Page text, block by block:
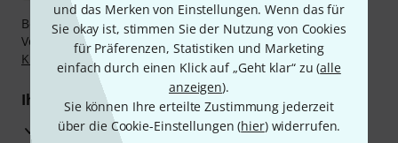
und das Merken von Einstellungen. Wenn das für
Sie okay ist, stimmen Sie der Nutzung von Cookies
für Präferenzen, Statistiken und Marketing
einfach durch einen Klick auf „Geht klar“ zu (alle
anzeigen).
Sie können Ihre erteilte Zustimmung jederzeit
über die Cookie-Einstellungen (hier) widerrufen.
Bezahlen Sie vertraulich und sicher per Nachnahme,
Vorkasse, PayPal, Amazon Pay, Klarna Sofort bezahlen
Klarna Ratenzahlungoder Kreditkarte.
Ihre Vorteile
3 Jahre Thomann Garantie